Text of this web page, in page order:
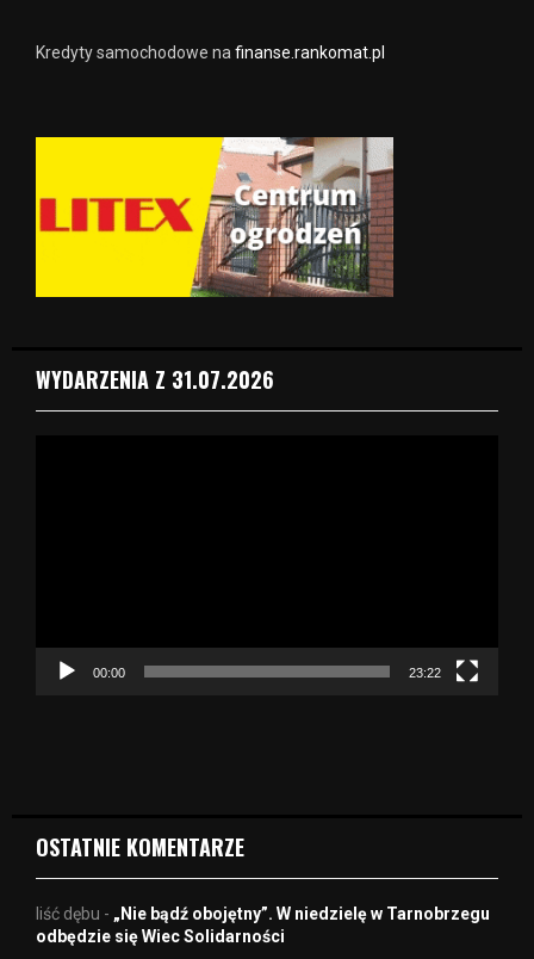
Kredyty samochodowe nafinanse.rankomat.pl
WYDARZENIA Z 31.07.2026
c
00:00 23:22
OSTATNIE KOMENTARZE
liść dębu - „Nie bądź obojętny”. W niedzielę w Tarnobrzegu
odbędzie się Wiec Solidarności